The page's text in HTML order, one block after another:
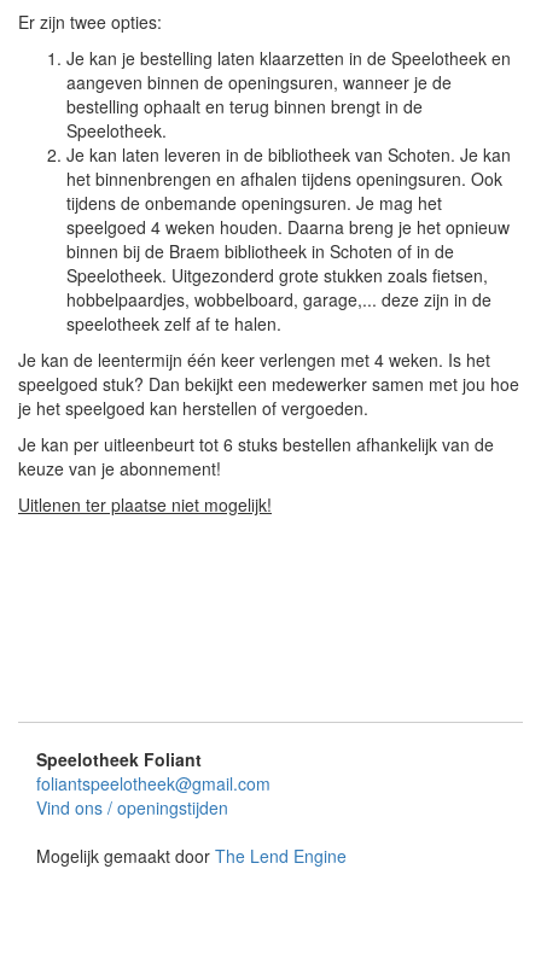
Er zijn twee opties:
Je kan je bestelling laten klaarzetten in de Speelotheek en
aangeven binnen de openingsuren, wanneer je de
bestelling ophaalt en terug binnen brengt in de
Speelotheek.
Je kan laten leveren in de bibliotheek van Schoten. Je kan
het binnenbrengen en afhalen tijdens openingsuren. Ook
tijdens de onbemande openingsuren. Je mag het
speelgoed 4 weken houden. Daarna breng je het opnieuw
binnen bij de Braem bibliotheek in Schoten of in de
Speelotheek. Uitgezonderd grote stukken zoals fietsen,
hobbelpaardjes, wobbelboard, garage,... deze zijn in de
speelotheek zelf af te halen.
Je kan de leentermijn één keer verlengen met 4 weken. Is het
speelgoed stuk? Dan bekijkt een medewerker samen met jou hoe
je het speelgoed kan herstellen of vergoeden.
Je kan per uitleenbeurt tot 6 stuks bestellen afhankelijk van de
keuze van je abonnement!
Uitlenen ter plaatse niet mogelijk!
Speelotheek Foliant
foliantspeelotheek@gmail.com
Vind ons / openingstijden
Mogelijk gemaakt door The Lend Engine